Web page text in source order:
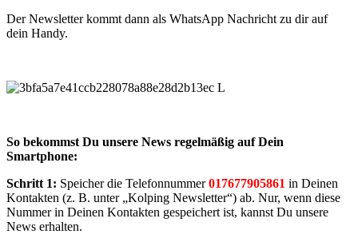
Der Newsletter kommt dann als WhatsApp Nachricht zu dir auf
dein Handy.
So bekommst Du unsere News regelmäßig auf Dein
Smartphone:
Schritt 1: Speicher die Telefonnummer017677905861 in Deinen
Kontakten (z. B. unter „Kolping Newsletter“) ab. Nur, wenn diese
Nummer in Deinen Kontakten gespeichert ist, kannst Du unsere
News erhalten.